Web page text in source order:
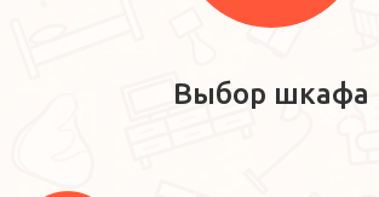
Выбор шкафа